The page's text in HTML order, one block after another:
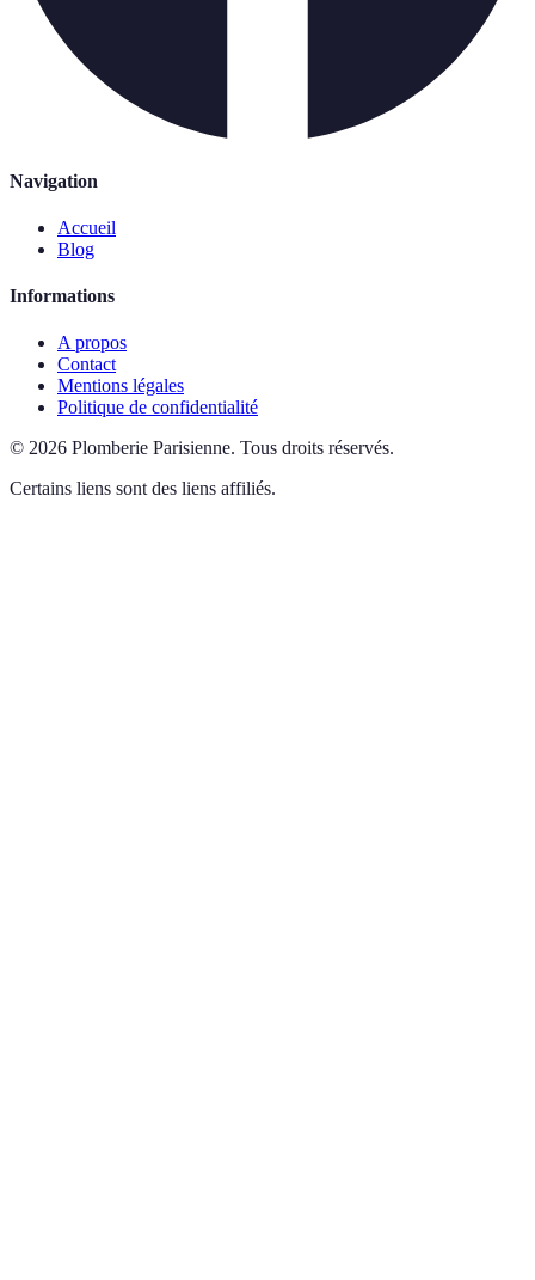
Navigation
Accueil
Blog
Informations
A propos
Contact
Mentions légales
Politique de confidentialité
© 2026 Plomberie Parisienne. Tous droits réservés.
Certains liens sont des liens affiliés.